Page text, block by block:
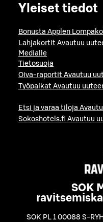
Yleiset tiedot
Bonusta Applen
Lahjakortit Avautuu
Medialle
Tietosuoja
Oiva-raportit Avautuu
Työpaikat Avautuu
Etsi ja varaa tiloja
Sokoshotels.fi Avautuu
SOK
SOK PL 1 00088 S-